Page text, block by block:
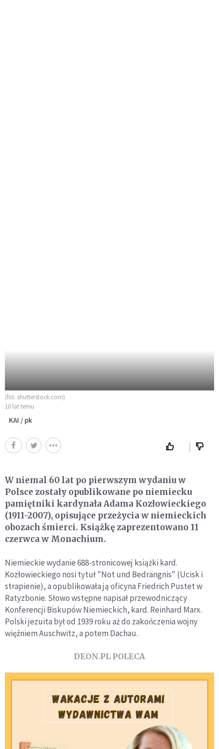
(fot. shutterstock.com)
10 lat temu
KAI / pk
W niemal 60 lat po pierwszym wydaniu w
Polsce zostały opublikowane po niemiecku
pamiętniki kardynała Adama Kozłowieckiego
(1911-2007), opisujące przeżycia w niemieckich
obozach śmierci. Książkę zaprezentowano 11
czerwca w Monachium.
Niemieckie wydanie 688-stronicowej książki kard.
Kozłowieckiego nosi tytuł "Not und Bedrängnis" (Ucisk i
strapienie), a opublikowała ją oficyna Friedrich Pustet w
Ratyzbonie. Słowo wstępne napisał przewodniczący
Konferencji Biskupów Niemieckich, kard. Reinhard Marx.
Polski jezuita był od 1939 roku aż do zakończenia wojny
więźniem Auschwitz, a potem Dachau.
DEON.PL POLECA